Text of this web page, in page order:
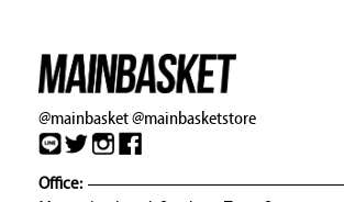
@mainbasket@mainbasketstore
Office: